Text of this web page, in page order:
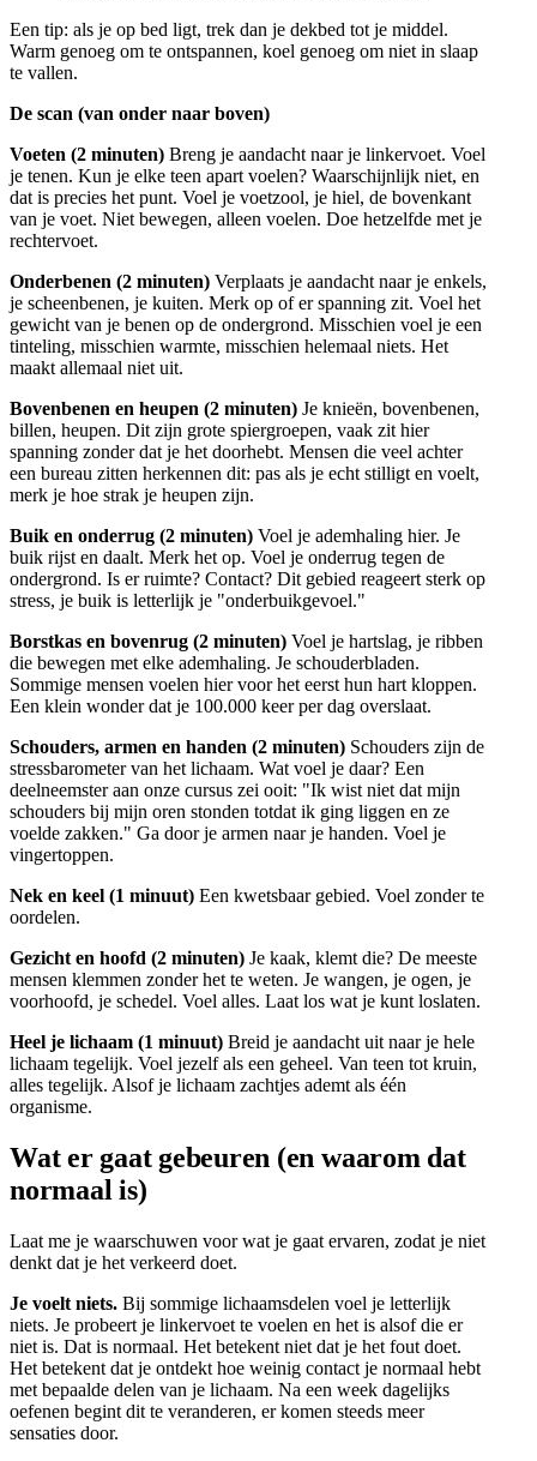
Een tip: als je op bed ligt, trek dan je dekbed tot je middel.
Warm genoeg om te ontspannen, koel genoeg om niet in slaap
te vallen.
De scan (van onder naar boven)
Voeten (2 minuten) Breng je aandacht naar je linkervoet. Voel
je tenen. Kun je elke teen apart voelen? Waarschijnlijk niet, en
dat is precies het punt. Voel je voetzool, je hiel, de bovenkant
van je voet. Niet bewegen, alleen voelen. Doe hetzelfde met je
rechtervoet.
Onderbenen (2 minuten) Verplaats je aandacht naar je enkels,
je scheenbenen, je kuiten. Merk op of er spanning zit. Voel het
gewicht van je benen op de ondergrond. Misschien voel je een
tinteling, misschien warmte, misschien helemaal niets. Het
maakt allemaal niet uit.
Bovenbenen en heupen (2 minuten) Je knieën, bovenbenen,
billen, heupen. Dit zijn grote spiergroepen, vaak zit hier
spanning zonder dat je het doorhebt. Mensen die veel achter
een bureau zitten herkennen dit: pas als je echt stilligt en voelt,
merk je hoe strak je heupen zijn.
Buik en onderrug (2 minuten) Voel je ademhaling hier. Je
buik rijst en daalt. Merk het op. Voel je onderrug tegen de
ondergrond. Is er ruimte? Contact? Dit gebied reageert sterk op
stress, je buik is letterlijk je "onderbuikgevoel."
Borstkas en bovenrug (2 minuten) Voel je hartslag, je ribben
die bewegen met elke ademhaling. Je schouderbladen.
Sommige mensen voelen hier voor het eerst hun hart kloppen.
Een klein wonder dat je 100.000 keer per dag overslaat.
Schouders, armen en handen (2 minuten) Schouders zijn de
stressbarometer van het lichaam. Wat voel je daar? Een
deelneemster aan onze cursus zei ooit: "Ik wist niet dat mijn
schouders bij mijn oren stonden totdat ik ging liggen en ze
voelde zakken." Ga door je armen naar je handen. Voel je
vingertoppen.
Nek en keel (1 minuut) Een kwetsbaar gebied. Voel zonder te
oordelen.
Gezicht en hoofd (2 minuten) Je kaak, klemt die? De meeste
mensen klemmen zonder het te weten. Je wangen, je ogen, je
voorhoofd, je schedel. Voel alles. Laat los wat je kunt loslaten.
Heel je lichaam (1 minuut) Breid je aandacht uit naar je hele
lichaam tegelijk. Voel jezelf als een geheel. Van teen tot kruin,
alles tegelijk. Alsof je lichaam zachtjes ademt als één
organisme.
Wat er gaat gebeuren (en waarom dat
normaal is)
Laat me je waarschuwen voor wat je gaat ervaren, zodat je niet
denkt dat je het verkeerd doet.
Je voelt niets. Bij sommige lichaamsdelen voel je letterlijk
niets. Je probeert je linkervoet te voelen en het is alsof die er
niet is. Dat is normaal. Het betekent niet dat je het fout doet.
Het betekent dat je ontdekt hoe weinig contact je normaal hebt
met bepaalde delen van je lichaam. Na een week dagelijks
oefenen begint dit te veranderen, er komen steeds meer
sensaties door.